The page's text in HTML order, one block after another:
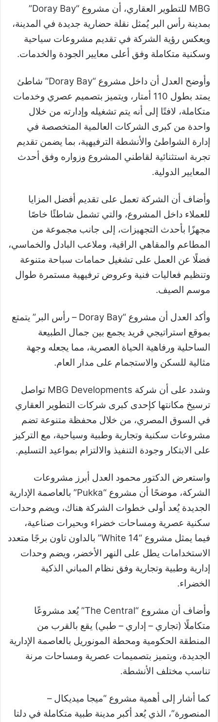
MBG للتطوير العقاري، أن مشروع “Doray Bay”
بمدينة رأس البر يُمثل نقلة حضارية جديدة في المدينة،
ويعكس رؤية الشركة في تقديم مشروعات سياحية
وسكنية متكاملة وفق أعلى معايير الجودة والخدمات.
وأوضح العدل أن داخل مشروع “Doray Bay” شاطئ
يمتد بطول 110 أمتار، ويتميز بتصميم عصري وخدمات
متكاملة، لافتًا إلى أنه يتم تشغيله وإدارته من خلال
واحدة من كبرى الشركات العالمية المتخصصة في
إدارة الشواطئ والأنشطة الترفيهية، بما يضمن تقديم
تجربة استثنائية لقاطني المشروع وزواره وفق أحدث
المعايير الدولية.
وأضاف أن الشركة تعمل على تقديم أفضل المزايا
للعملاء داخل المشروع، والتي تشمل شاطئًا خاصًا
مجهزًا بأحدث التجهيزات، إلى جانب مجموعة من
المطاعم والمقاهي الراقية، وملاعب البادل والخماسي،
فضلًا عن العمل على تشغيل حمامات سباحة متنوعة
وتنظيم فعاليات فنية وعروض ترفيهية مستمرة طوال
موسم الصيف.
وأكد العدل أن مشروع “Doray Bay – رأس البر” يتمتع
بموقع استراتيجي فريد يجمع بين جمال الطبيعة
الساحلية ورفاهية الحياة العصرية، مما يجعله وجهة
مثالية للسكن والاستجمام على مدار العام.
وشدد على أن شركة MBG Developments تواصل
ترسيخ مكانتها كإحدى كبرى شركات التطوير العقاري
في السوق المصري، من خلال محفظة متنوعة تضم
مشروعات سكنية وتجارية وطبية وسياحية، مع التركيز
على الابتكار وجودة التنفيذ والالتزام بمواعيد التسليم.
واستعرض الدكتور محمود العدل أبرز مشروعات
الشركة، موضحًا أن مشروع “Pukka” بالعاصمة الإدارية
الجديدة يُعد أولى خطوات الشركة هناك، ويضم وحدات
سكنية عصرية ومساحات خضراء وبحيرات صناعية،
فيما يمثل مشروع “White 14” بالداون تاون برجًا متعدد
الاستخدامات يطل على النهر الأخضر، ويضم وحدات
إدارية وطبية وتجارية وفق نظام المباني الذكية
الخضراء.
وأضاف أن مشروع “The Central” يُعد مشروعًا
متكاملًا (تجاري – إداري – طبي) يقع بالقرب من
المنطقة الحكومية ومحطة المونوريل بالعاصمة الإدارية
الجديدة، ويتميز بتصميمات عصرية ومساحات مرنة
تناسب مختلف الأنشطة.
كما أشار إلى أهمية مشروع “ميجا ميديكال –
المنصورة”، الذي يُعد أكبر مدينة طبية متكاملة في دلتا